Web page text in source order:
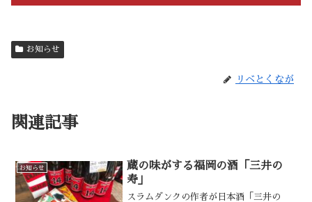
お知らせ
リベとくなが
関連記事
お知らせ
蔵の味がする福岡の酒「三井の
寿」
スラムダンクの作者が日本酒「三井の